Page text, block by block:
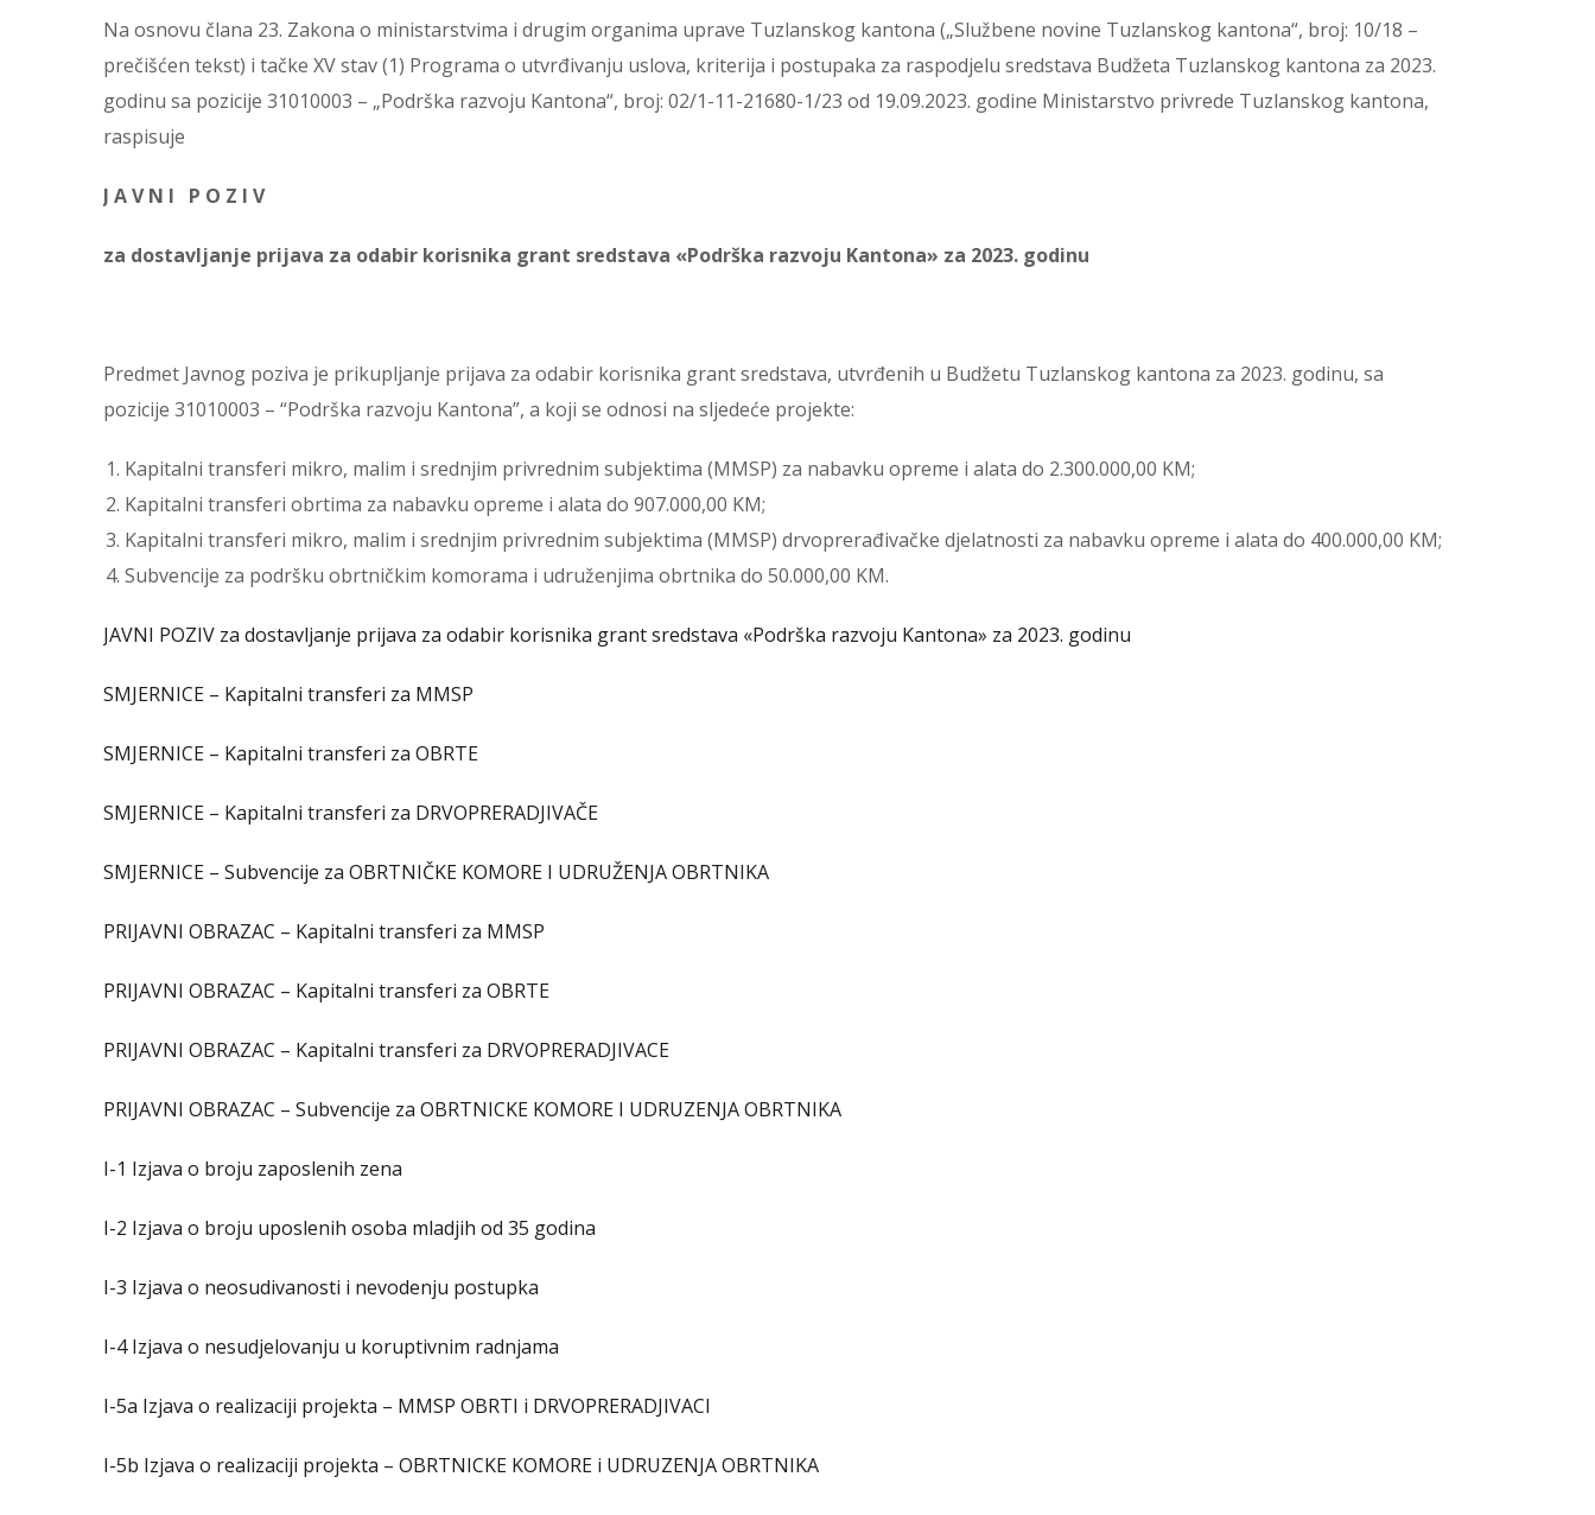
Na osnovu člana 23. Zakona o ministarstvima i drugim organima uprave Tuzlanskog kantona („Službene novine Tuzlanskog kantona“, broj: 10/18 –
prečišćen tekst) i tačke XV stav (1) Programa o utvrđivanju uslova, kriterija i postupaka za raspodjelu sredstava Budžeta Tuzlanskog kantona za 2023.
godinu sa pozicije 31010003 – „Podrška razvoju Kantona“, broj: 02/1-11-21680-1/23 od 19.09.2023. godine Ministarstvo privrede Tuzlanskog kantona,
raspisuje
J A V N I P O Z I V
za dostavljanje prijava za odabir korisnika grant sredstava «Podrška razvoju Kantona» za 2023. godinu
Predmet Javnog poziva je prikupljanje prijava za odabir korisnika grant sredstava, utvrđenih u Budžetu Tuzlanskog kantona za 2023. godinu, sa
pozicije 31010003 – “Podrška razvoju Kantona”, a koji se odnosi na sljedeće projekte:
Kapitalni transferi mikro, malim i srednjim privrednim subjektima (MMSP) za nabavku opreme i alata do 2.300.000,00 KM;
Kapitalni transferi obrtima za nabavku opreme i alata do 907.000,00 KM;
Kapitalni transferi mikro, malim i srednjim privrednim subjektima (MMSP) drvoprerađivačke djelatnosti za nabavku opreme i alata do 400.000,00 KM;
Subvencije za podršku obrtničkim komorama i udruženjima obrtnika do 50.000,00 KM.
JAVNI POZIV za dostavljanje prijava za odabir korisnika grant sredstava «Podrška razvoju Kantona» za 2023. godinu
SMJERNICE – Kapitalni transferi za MMSP
SMJERNICE – Kapitalni transferi za OBRTE
SMJERNICE – Kapitalni transferi za DRVOPRERADJIVAČE
SMJERNICE – Subvencije za OBRTNIČKE KOMORE I UDRUŽENJA OBRTNIKA
PRIJAVNI OBRAZAC – Kapitalni transferi za MMSP
PRIJAVNI OBRAZAC – Kapitalni transferi za OBRTE
PRIJAVNI OBRAZAC – Kapitalni transferi za DRVOPRERADJIVACE
PRIJAVNI OBRAZAC – Subvencije za OBRTNICKE KOMORE I UDRUZENJA OBRTNIKA
I-1 Izjava o broju zaposlenih zena
I-2 Izjava o broju uposlenih osoba mladjih od 35 godina
I-3 Izjava o neosudivanosti i nevodenju postupka
I-4 Izjava o nesudjelovanju u koruptivnim radnjama
I-5a Izjava o realizaciji projekta – MMSP OBRTI i DRVOPRERADJIVACI
I-5b Izjava o realizaciji projekta – OBRTNICKE KOMORE i UDRUZENJA OBRTNIKA